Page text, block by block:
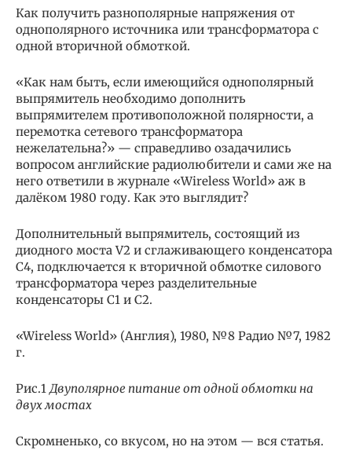
Как получить разнополярные напряжения от
однополярного источника или трансформатора с
одной вторичной обмоткой.
«Как нам быть, если имеющийся однополярный
выпрямитель необходимо дополнить
выпрямителем противоположной полярности, а
перемотка сетевого трансформатора
нежелательна?» — справедливо озадачились
вопросом английские радиолюбители и сами же на
него ответили в журнале «Wireless World» аж в
далёком 1980 году. Как это выглядит?
Дополнительный выпрямитель, состоящий из
диодного моста V2 и сглаживающего конденсатора
С4, подключается к вторичной обмотке силового
трансформатора через разделительные
конденсаторы С1 и С2.
«Wireless World» (Англия), 1980, №8 Радио №7, 1982
г.
Рис.1 Двуполярное питание от одной обмотки на
двух мостах
Скромненько, со вкусом, но на этом — вся статья.